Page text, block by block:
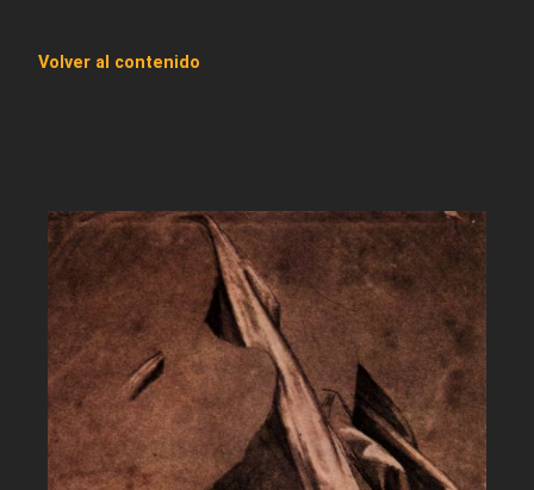
Volver al contenido